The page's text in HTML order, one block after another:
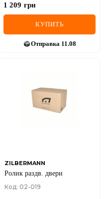
1 209 грн
КУПИТЬ
Отправка 11.08
ZILBERMANN
Ролик раздв. двери
Код: 02-019